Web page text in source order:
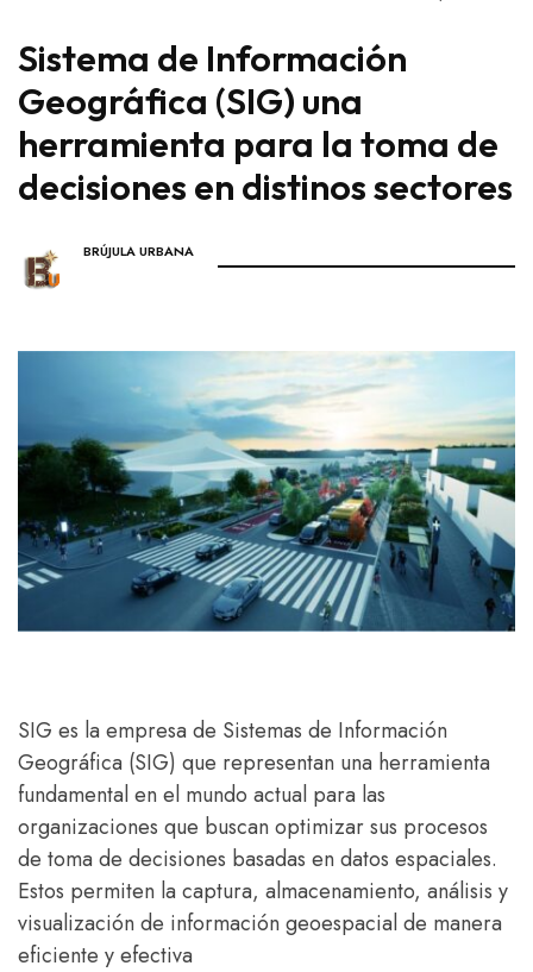
Sistema de Información
Geográfica (SIG) una
herramienta para la toma de
decisiones en distinos sectores
BRÚJULA URBANA
SIG es la empresa de Sistemas de Información
Geográfica (SIG) que representan una herramienta
fundamental en el mundo actual para las
organizaciones que buscan optimizar sus procesos
de toma de decisiones basadas en datos espaciales.
Estos permiten la captura, almacenamiento, análisis y
visualización de información geoespacial de manera
eficiente y efectiva